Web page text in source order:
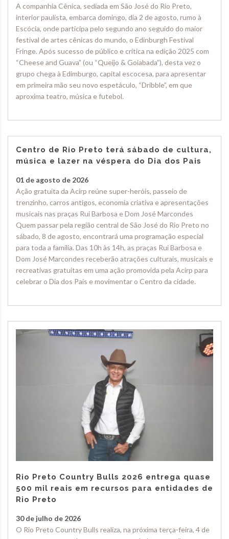
A companhia Cênica, sediada em São José do Rio Preto,
interior paulista, embarca domingo, dia 2 de agosto, rumo à
Escócia, onde participa pelo segundo ano seguido do maior
festival de artes cênicas do mundo, o Edinburgh Festival
Fringe. Após sucesso de público e crítica na edição 2025 com
“Cheese and Guava” (ou “Queijo & Goiabada”), desta vez o
grupo chega à Edimburgo, capital escocesa, para apresentar
em primeira mão seu novo espetáculo, “Dribble”, em que
aproxima teatro, música e futebol.
Centro de Rio Preto terá sábado de cultura,
música e lazer na véspera do Dia dos Pais
01 de agosto de 2026
Ação gratuita da Acirp reúne super-heróis, passeio de
trenzinho, carros antigos, economia criativa e apresentações
musicais nas praças Rui Barbosa e Dom José Marcondes
Quem passar pela região central de São José do Rio Preto no
sábado, 8 de agosto, encontrará uma programação especial
para toda a família. Das 10h às 14h, as praças Rui Barbosa e
Dom José Marcondes receberão atrações culturais, musicais e
recreativas gratuitas em uma ação promovida pela Acirp para
celebrar o Dia dos Pais e movimentar o Centro da cidade.
Rio Preto Country Bulls 2026 entrega quase
500 mil reais em recursos para entidades de
Rio Preto
30 de julho de 2026
O Rio Preto Country Bulls realiza, na próxima terça-feira, 4 de